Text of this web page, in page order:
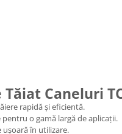
Caneluri
rapidă și eficientă.
o gamă largă de aplicații.
în utilizare.